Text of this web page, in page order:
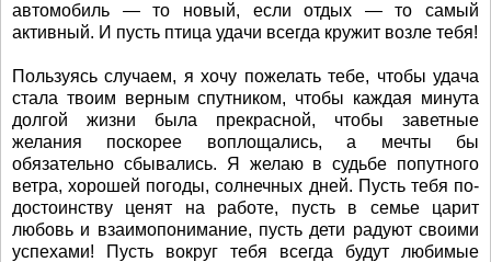
автомобиль — то новый, если отдых — то самый
активный. И пусть птица удачи всегда кружит возле тебя!
Пользуясь случаем, я хочу пожелать тебе, чтобы удача
стала твоим верным спутником, чтобы каждая минута
долгой жизни была прекрасной, чтобы заветные
желания поскорее воплощались, а мечты бы
обязательно сбывались. Я желаю в судьбе попутного
ветра, хорошей погоды, солнечных дней. Пусть тебя по-
достоинству ценят на работе, пусть в семье царит
любовь и взаимопонимание, пусть дети радуют своими
успехами! Пусть вокруг тебя всегда будут любимые